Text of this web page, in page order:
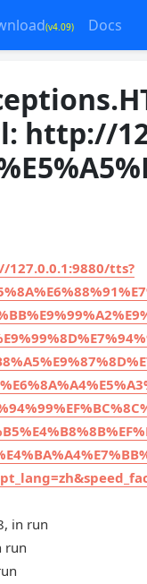
(v4.09) Docs
http://
127.0.0.1:9880/tts?
in run
run